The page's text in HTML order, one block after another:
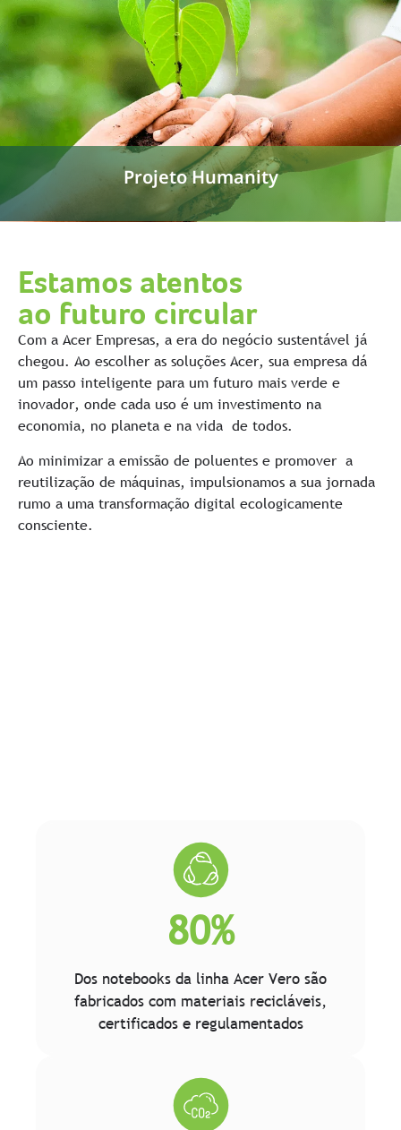
Projeto Humanity
Estamos atentos
ao futuro circular
Com a Acer Empresas, a era do negócio sustentável já
chegou. Ao escolher as soluções Acer, sua empresa dá
um passo inteligente para um futuro mais verde e
inovador, onde cada uso é um investimento na
economia, no planeta e na vida de todos.
Ao minimizar a emissão de poluentes e promover a
reutilização de máquinas, impulsionamos a sua jornada
rumo a uma transformação digital ecologicamente
consciente.
80%
Dos notebooks da linha Acer Vero são
fabricados com materiais recicláveis,
certificados e regulamentados